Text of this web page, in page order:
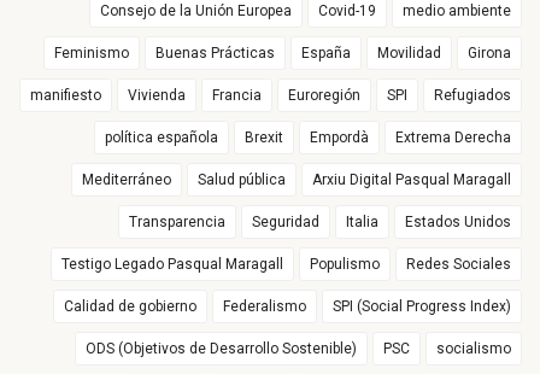
Consejo de la Unión Europea Covid-19 medio ambiente
Feminismo Buenas Prácticas España Movilidad Girona
manifiesto Vivienda Francia Euroregión SPI Refugiados
política española Brexit Empordà Extrema Derecha
Mediterráneo Salud pública Arxiu Digital Pasqual Maragall
Transparencia Seguridad Italia Estados Unidos
Testigo Legado Pasqual Maragall Populismo Redes Sociales
Calidad de gobierno Federalismo SPI (Social Progress Index)
ODS (Objetivos de Desarrollo Sostenible) PSC socialismo